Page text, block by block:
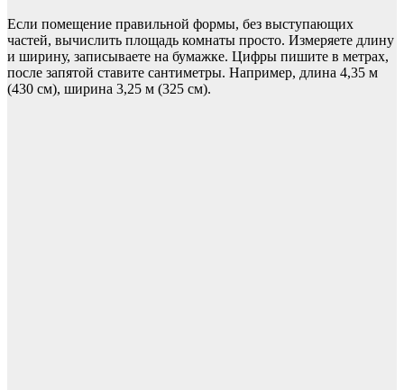
Если помещение правильной формы, без выступающих
частей, вычислить площадь комнаты просто. Измеряете длину
и ширину, записываете на бумажке. Цифры пишите в метрах,
после запятой ставите сантиметры. Например, длина 4,35 м
(430 см), ширина 3,25 м (325 см).